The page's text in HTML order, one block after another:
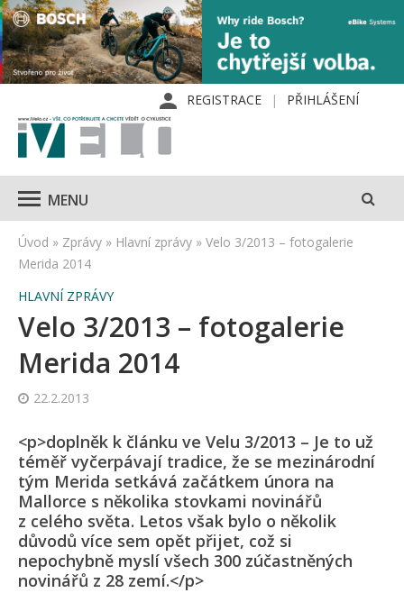
REGISTRACE PŘIHLÁŠENÍ
MENU
Úvod » Zprávy » Hlavní zprávy » Velo 3/2013 – fotogalerie
Merida 2014
HLAVNÍ ZPRÁVY
Velo 3/2013 – fotogalerie
Merida 2014
22.2.2013
<p>doplněk k článku ve Velu 3/2013 – Je to už
téměř vyčerpávají tradice, že se mezinárodní
tým Merida setkává začátkem února na
Mallorce s několika stovkami novinářů
z celého světa. Letos však bylo o několik
důvodů více sem opět přijet, což si
nepochybně myslí všech 300 zúčastněných
novinářů z 28 zemí.</p>